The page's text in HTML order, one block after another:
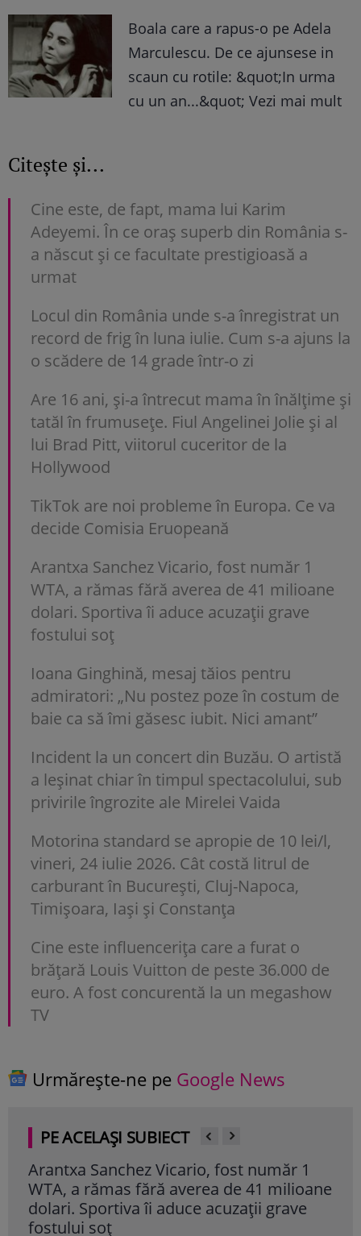
Boala care a rapus-o pe Adela
Marculescu. De ce ajunsese in
scaun cu rotile: &quot;In urma
cu un an...&quot; Vezi mai mult
Citește și...
Cine este, de fapt, mama lui Karim
Adeyemi. În ce oraș superb din România s-
a născut și ce facultate prestigioasă a
urmat
Locul din România unde s-a înregistrat un
record de frig în luna iulie. Cum s-a ajuns la
o scădere de 14 grade într-o zi
Are 16 ani, și-a întrecut mama în înălțime și
tatăl în frumusețe. Fiul Angelinei Jolie și al
lui Brad Pitt, viitorul cuceritor de la
Hollywood
TikTok are noi probleme în Europa. Ce va
decide Comisia Eruopeană
Arantxa Sanchez Vicario, fost număr 1
WTA, a rămas fără averea de 41 milioane
dolari. Sportiva îi aduce acuzații grave
fostului soț
Ioana Ginghină, mesaj tăios pentru
admiratori: „Nu postez poze în costum de
baie ca să îmi găsesc iubit. Nici amant”
Incident la un concert din Buzău. O artistă
a leșinat chiar în timpul spectacolului, sub
privirile îngrozite ale Mirelei Vaida
Motorina standard se apropie de 10 lei/l,
vineri, 24 iulie 2026. Cât costă litrul de
carburant în București, Cluj-Napoca,
Timișoara, Iași și Constanța
Cine este influencerița care a furat o
brățară Louis Vuitton de peste 36.000 de
euro. A fost concurentă la un megashow
TV
Urmărește-ne pe Google News
PE ACELAȘI SUBIECT
Arantxa Sanchez Vicario, fost număr 1
WTA, a rămas fără averea de 41 milioane
dolari. Sportiva îi aduce acuzații grave
fostului soț